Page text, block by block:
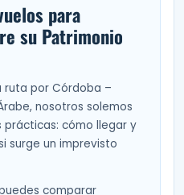
para
su Patrimonio
ruta por Córdoba –
nosotros solemos
prácticas: cómo llegar y
surge un imprevisto
comparar